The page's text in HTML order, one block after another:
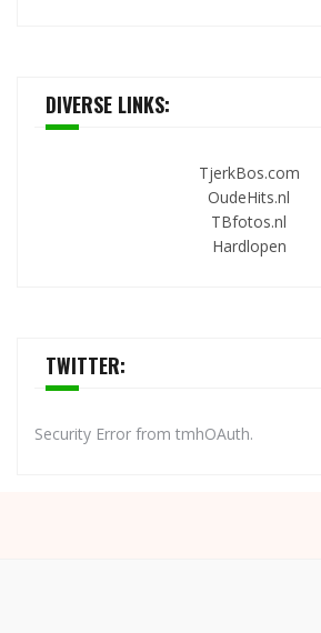
DIVERSE LINKS:
TjerkBos.com
OudeHits.nl
TBfotos.nl
Hardlopen
TWITTER:
Security Error from tmhOAuth.